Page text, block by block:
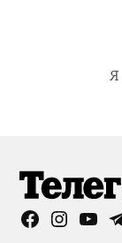
Я
FacebookInstagram